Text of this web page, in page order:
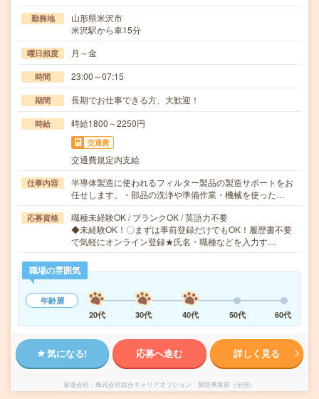
勤務地
山形県米沢市
米沢駅から車15分
曜日頻度 月～金
時間 23:00～07:15
期間 長期でお仕事できる方、大歓迎！
時給 時給1800～2250円
交通費
交通費規定内支給
仕事内容
半導体製造に使われるフィルター製品の製造サポートをお
任せします。・部品の洗浄や準備作業・機械を使った…
応募資格
職種未経験OK / ブランクOK / 英語力不要
◆未経験OK！〇まずは事前登録だけでもOK！履歴書不要
で気軽にオンライン登録★氏名・職種などを入力す…
職場の雰囲気
年齢層
20代
30代 40代 50代 60代
気になる! 応募へ進む 詳しく見る
派遣会社 株式会社綜合キャリアオプション 製造事業部（全国）